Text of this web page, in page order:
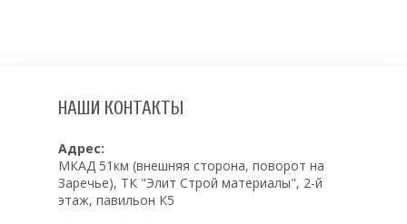
НАШИ КОНТАКТЫ
Адрес:
МКАД 51км (внешняя сторона, поворот на
Заречье), ТК "Элит Строй материалы", 2-й
этаж, павильон К5